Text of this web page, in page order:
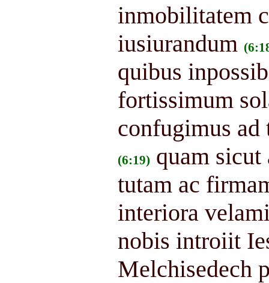
inmobilitatem
iusiurandum
quibus
fortissimum
confugimus ad
(6:19) quam sicut
tutam ac
interiora
nobis introiit
Melchisedech